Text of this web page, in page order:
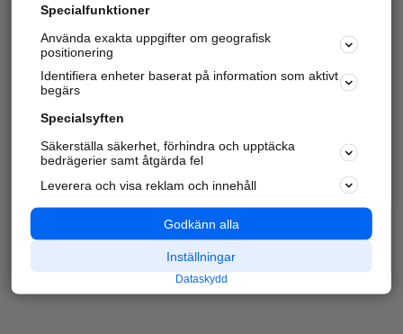
Specialfunktioner
Använda exakta uppgifter om geografisk
positionering
Identifiera enheter baserat på information som aktivt
begärs
Specialsyften
Säkerställa säkerhet, förhindra och upptäcka
bedrägerier samt åtgärda fel
Leverera och visa reklam och innehåll
Godkänn alla
Inställningar
Dataskydd